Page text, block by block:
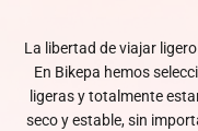
La libertad de viajar
En Bikepa hemos
ligeras y totalmente
seco y estable, sin